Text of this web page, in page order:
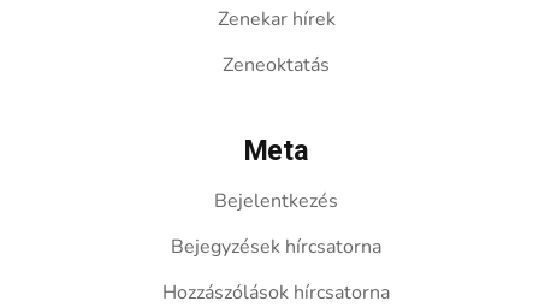
Zenekar hírek
Zeneoktatás
Meta
Bejelentkezés
Bejegyzések hírcsatorna
Hozzászólások hírcsatorna